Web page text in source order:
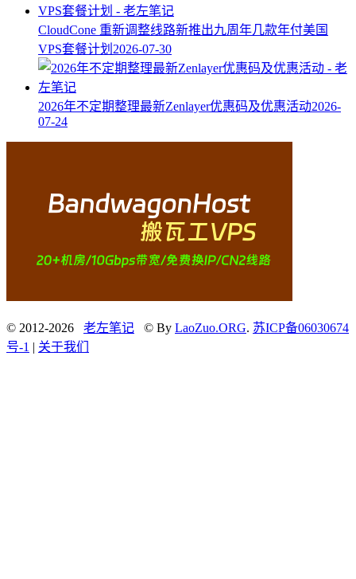
CloudCone 重新调整线路新推出九周年几款年付美国
VPS套餐计划 2026-07-30
2026年不定期整理最新Zenlayer优惠码及优惠活动2026-
07-24
© 2012-2026 老左笔记 © By LaoZuo.ORG. 苏ICP备06030674
号-1 | 关于我们